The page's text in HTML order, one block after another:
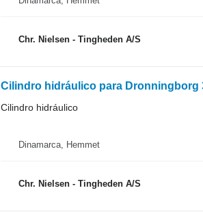
Chr. Nielsen - Tingheden A/S
Cilindro hidráulico para Dronningborg
Cilindro hidráulico
Dinamarca, Hemmet
Chr. Nielsen - Tingheden A/S